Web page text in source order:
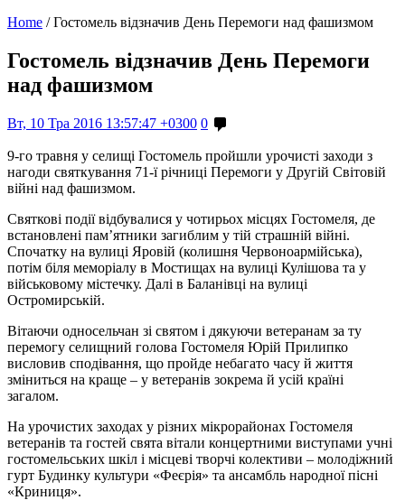
Home / Гостомель відзначив День Перемоги над фашизмом
Гостомель відзначив День Перемоги
над фашизмом
Вт, 10 Тра 2016 13:57:47 +0300 0
9-го травня у селищі Гостомель пройшли урочисті заходи з
нагоди святкування 71-ї річниці Перемоги у Другій Світовій
війні над фашизмом.
Святкові події відбувалися у чотирьох місцях Гостомеля, де
встановлені пам’ятники загиблим у тій страшній війні.
Спочатку на вулиці Яровій (колишня Червоноармійська),
потім біля меморіалу в Мостищах на вулиці Кулішова та у
військовому містечку. Далі в Баланівці на вулиці
Остромирській.
Вітаючи односельчан зі святом і дякуючи ветеранам за ту
перемогу селищний голова Гостомеля Юрій Прилипко
висловив сподівання, що пройде небагато часу й життя
зміниться на краще – у ветеранів зокрема й усій країні
загалом.
На урочистих заходах у різних мікрорайонах Гостомеля
ветеранів та гостей свята вітали концертними виступами учні
гостомельських шкіл і місцеві творчі колективи – молодіжний
гурт Будинку культури «Феєрія» та ансамбль народної пісні
«Криниця».